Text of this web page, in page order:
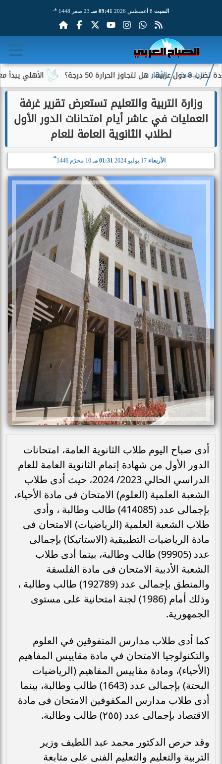
السبت 09:41 صـ 23 صفر 1448 هـ
الأهلي يبدأ معسكر الرئيسية الأخبار
وزارة التربية والتعليم تستعرض تقرير غرفة
العمليات في عاشر أيام امتحانات الدور الأول
لطلاب الثانوية العامة للعام
الأربعاء 01:31 مـ 10 محرّم 1446
هـ
أدى صباح اليوم طلاب الثانوية العامة، امتحانات
الدور الأول من شهادة إتمام الثانوية العامة للعام
الدراسي الحالي 2023/ 2024، حيث أدى طلاب
الشعبة العلمية (العلوم) الامتحان فى مادة الأحياء،
بإجمالى عدد (414085) طالب وطالبة ، وأدى
طلاب الشعبة العلمية (الرياضيات) الامتحان فى
مادة الرياضيات التطبيقية (الاستاتيكا) بإجمالى
عدد (99905) طالب وطالبة، بينما أدى طلاب
الشعبة الأدبية الامتحان فى مادة الفلسفة
والمنطق بإجمالى عدد (192789) طالب وطالبة ،
وذلك أمام (1986) لجنة امتحانية على مستوى
الجمهورية.
كما أدى طلاب مدارس المتفوقين في العلوم
والتكنولوجيا الامتحان في مادة مقاييس المفاهيم
(الأحياء)، ومادة مقاييس المفاهيم (الرياضيات
البحتة) بإجمالى عدد (1643) طالب وطالبة، بينما
أدى طلاب مدارس المكفوفين الامتحان فى مادة
الاقتصاد بإجمالى عدد (٢٥٥) طالب وطالبة.
وقد حرص الدكتور محمد عبد اللطيف وزير
التربية والتعليم والتعليم الفنى على متابعة